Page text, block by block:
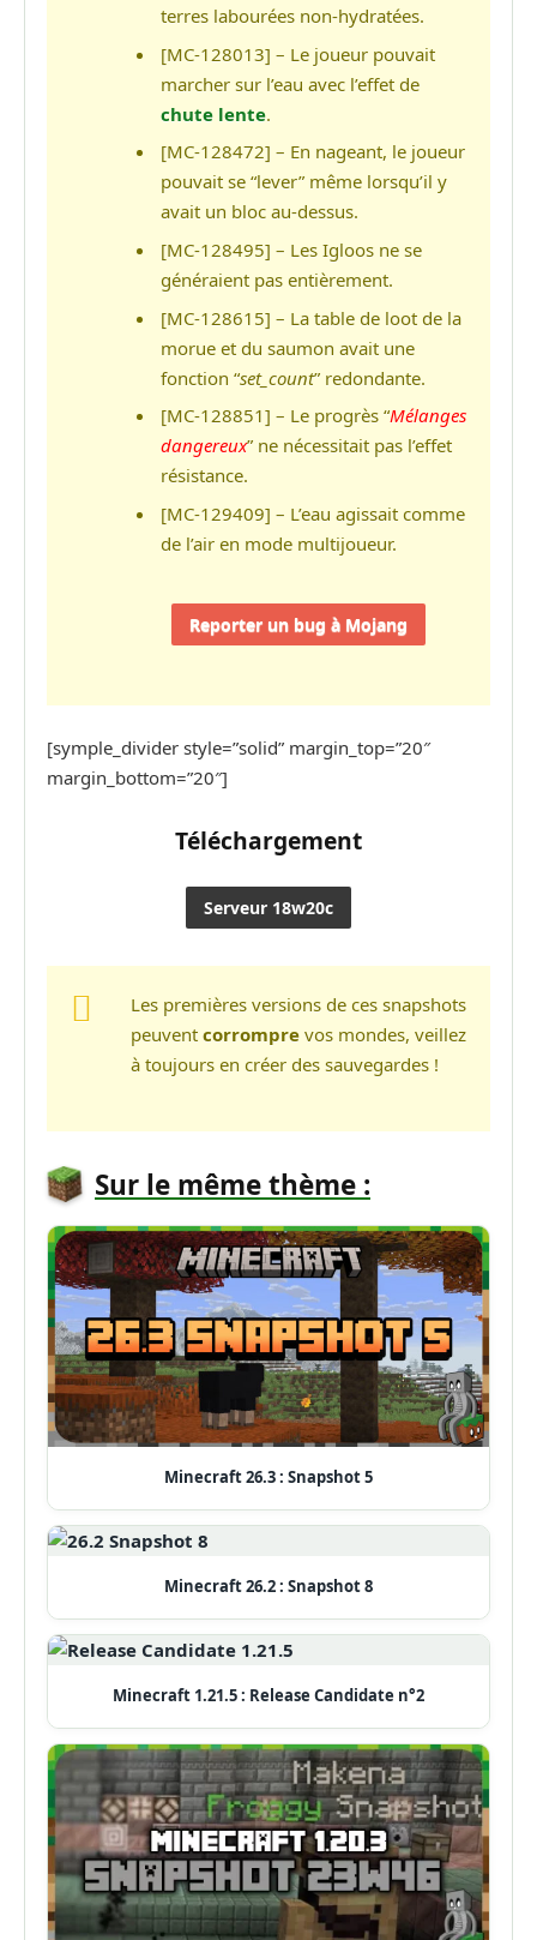
terres labourées non-hydratées.
[MC-128013] – Le joueur pouvait
marcher sur l’eau avec l’effet de
chute lente.
[MC-128472] – En nageant, le joueur
pouvait se “lever” même lorsqu’il y
avait un bloc au-dessus.
[MC-128495] – Les Igloos ne se
généraient pas entièrement.
[MC-128615] – La table de loot de la
morue et du saumon avait une
fonction “set_count” redondante.
[MC-128851] – Le progrès “Mélanges
dangereux” ne nécessitait pas l’effet
résistance.
[MC-129409] – L’eau agissait comme
de l’air en mode multijoueur.
Reporter un bug à Mojang
[symple_divider style=”solid” margin_top=”20″
margin_bottom=”20″]
Téléchargement
Serveur 18w20c
Les premières versions de ces snapshots
peuvent corrompre vos mondes, veillez
à toujours en créer des sauvegardes !
Sur le même thème :
Minecraft 26.3 : Snapshot 5
Minecraft 26.2 : Snapshot 8
Minecraft 1.21.5 : Release Candidate n°2